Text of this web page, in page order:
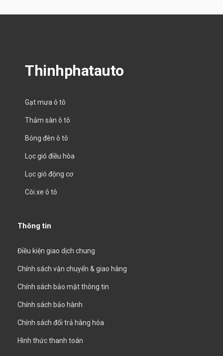
Thinhphatauto
Gạt mưa ô tô
Thảm sàn ô tô
Bóng đèn ô tô
Lọc gió điều hòa
Lọc gió động cơ
Còi xe ô tô
Thông tin
Điều kiện giao dịch chung
Chính sách vận chuyển & giao hàng
Chính sách bảo mật thông tin
Chính sách bảo hành
Chính sách đổi trả hàng hóa
Hình thức thanh toán